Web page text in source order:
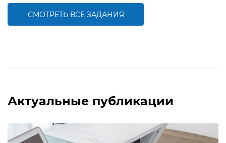
нахождение дроби от числа
СМОТРЕТЬ ВСЕ ЗАДАНИЯ
Актуальные публикации